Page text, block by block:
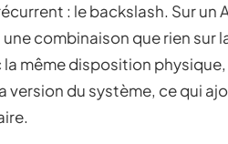
: le backslash. Sur un
une combinaison que rien
la même disposition
version du système, ce qui